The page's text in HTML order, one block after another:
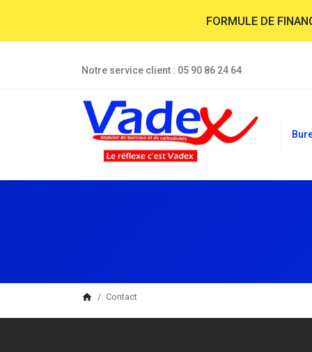
FORMULE DE
Notre service client : 05 90 86 24 64
breadcrumb
home Contact